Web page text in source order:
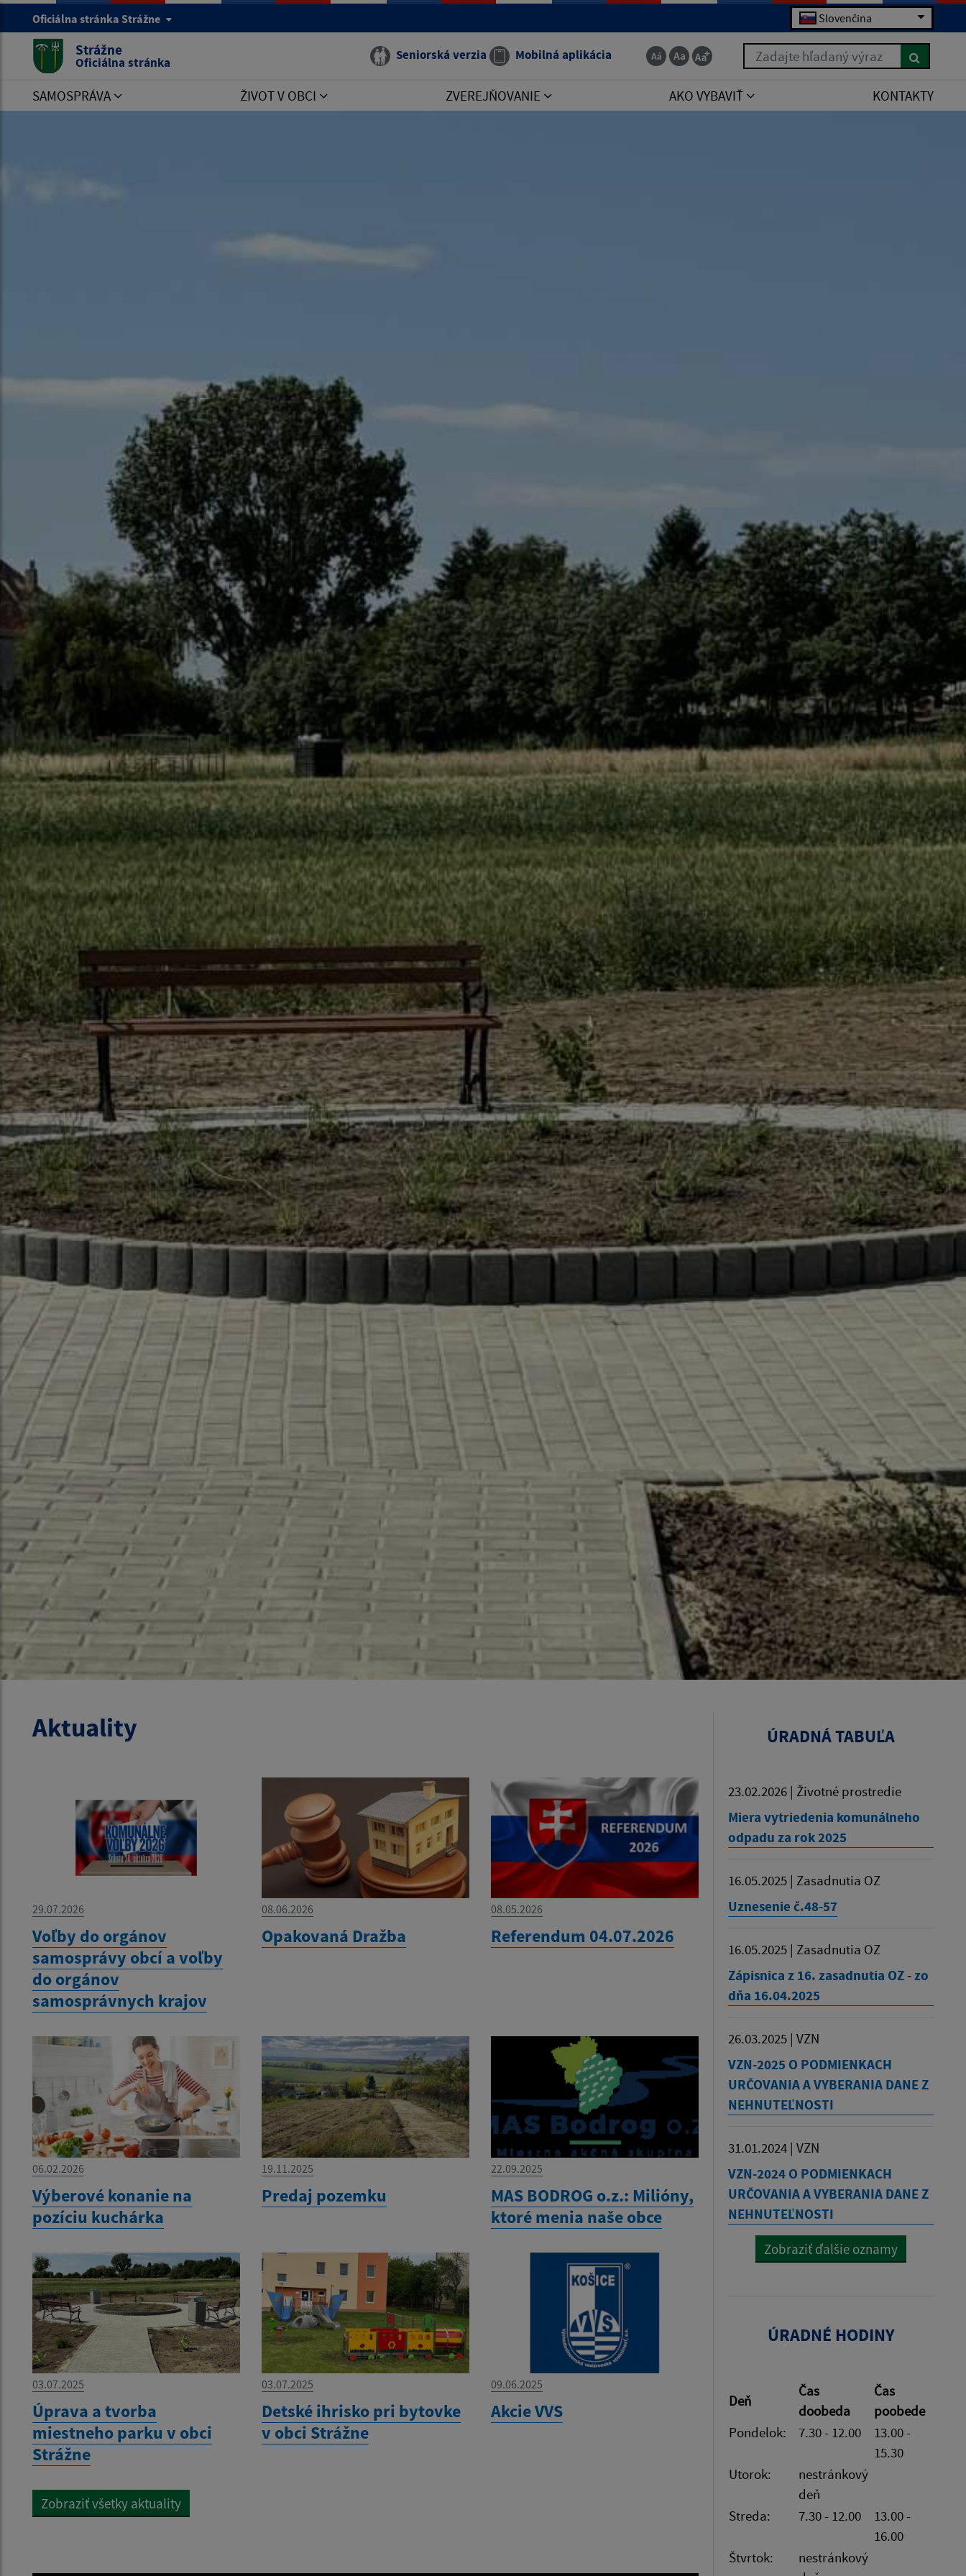
Oficiálna stránka Strážne Slovenčina
Strážne
Oficiálna stránka Seniorská verzia Mobilná aplikácia Zadajte hľadaný výraz
SAMOSPRÁVA ŽIVOT V OBCI ZVEREJŇOVANIE AKO VYBAVIŤ KONTAKTY
Aktuality
29.07.2026
Voľby do orgánov
samosprávy obcí a voľby
do orgánov
samosprávnych krajov
08.06.2026
Opakovaná Dražba
08.05.2026
Referendum 04.07.2026
06.02.2026
Výberové konanie na
pozíciu kuchárka
19.11.2025
Predaj pozemku
22.09.2025
MAS BODROG o.z.: Milióny,
ktoré menia naše obce
03.07.2025
Úprava a tvorba
miestneho parku v obci
Strážne
03.07.2025
Detské ihrisko pri bytovke
v obci Strážne
09.06.2025
Akcie VVS
Zobraziť všetky aktuality
ÚRADNÁ TABUĽA
23.02.2026 | Životné prostredie
Miera vytriedenia komunálneho
odpadu za rok 2025
16.05.2025 | Zasadnutia OZ
Uznesenie č.48-57
16.05.2025 | Zasadnutia OZ
Zápisnica z 16. zasadnutia OZ - zo
dňa 16.04.2025
26.03.2025 | VZN
VZN-2025 O PODMIENKACH
URČOVANIA A VYBERANIA DANE Z
NEHNUTEĽNOSTI
31.01.2024 | VZN
VZN-2024 O PODMIENKACH
URČOVANIA A VYBERANIA DANE Z
NEHNUTEĽNOSTI
Zobraziť ďalšie oznamy
ÚRADNÉ HODINY
Deň
Čas
doobeda
Čas
poobede
Pondelok:
7.30 - 12.00
13.00 -
15.30
Utorok:
nestránkový
deň
Streda:
7.30 - 12.00
13.00 -
16.00
Štvrtok:
nestránkový